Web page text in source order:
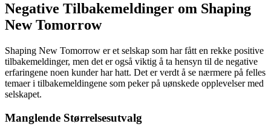
Negative Tilbakemeldinger om Shaping
New Tomorrow
Shaping New Tomorrow er et selskap som har fått en rekke positive
tilbakemeldinger, men det er også viktig å ta hensyn til de negative
erfaringene noen kunder har hatt. Det er verdt å se nærmere på felles
temaer i tilbakemeldingene som peker på uønskede opplevelser med
selskapet.
Manglende Størrelsesutvalg